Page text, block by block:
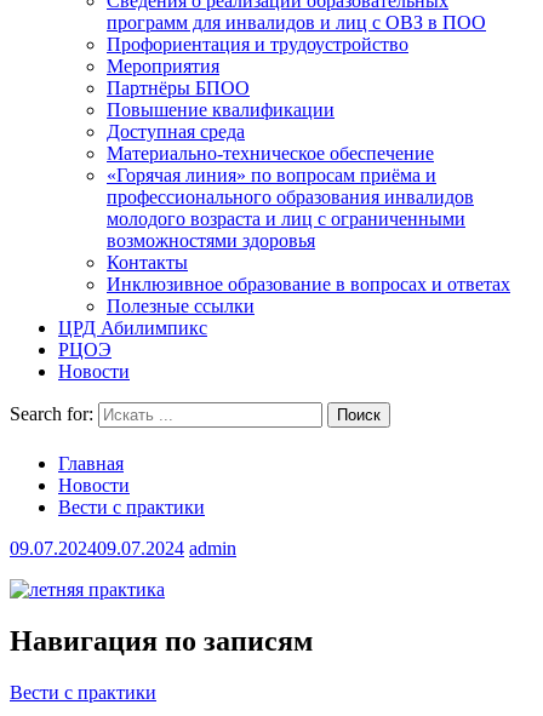
программ для инвалидов и лиц с ОВЗ в ПОО
Профориентация и трудоустройство
Мероприятия
Партнёры БПОО
Повышение квалификации
Доступная среда
Материально-техническое обеспечение
«Горячая линия» по вопросам приёма и
профессионального образования инвалидов
молодого возраста и лиц с ограниченными
возможностями здоровья
Контакты
Инклюзивное образование в вопросах и ответах
Полезные ссылки
ЦРД Абилимпикс
РЦОЭ
Новости
Search for:
Главная
Новости
Вести с практики
09.07.202409.07.2024 admin
Навигация по записям
Вести с практики